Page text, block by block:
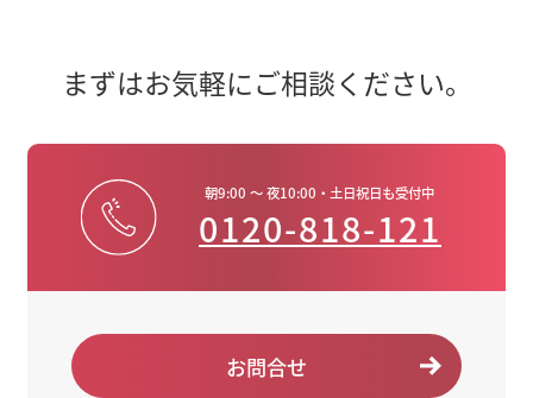
まずはお気軽にご相談ください。
朝9:00 ～ 夜10:00・土日祝日も受付中
0120-818-121
お問合せ